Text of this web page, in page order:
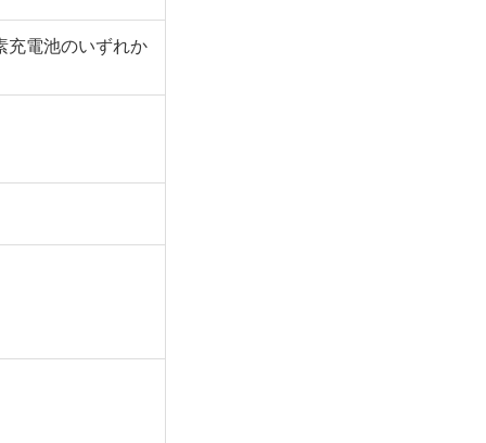
充電池のいずれか